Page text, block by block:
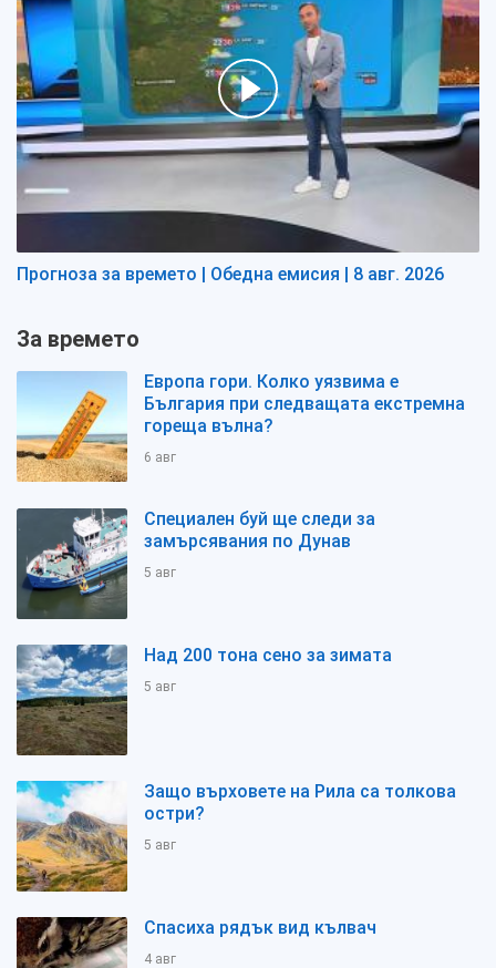
Прогноза за времето | Обедна емисия | 8 авг. 2026
За времето
Европа гори. Колко уязвима е
България при следващата екстремна
гореща вълна?
6 авг
Специален буй ще следи за
замърсявания по Дунав
5 авг
Над 200 тона сено за зимата
5 авг
Защо върховете на Рила са толкова
остри?
5 авг
Спасиха рядък вид кълвач
4 авг